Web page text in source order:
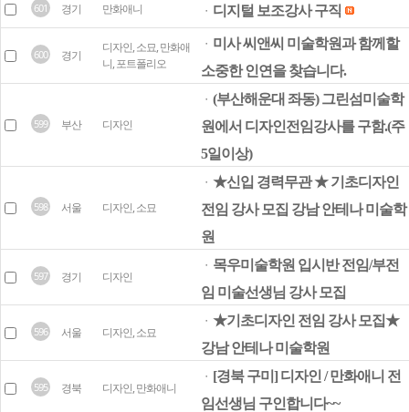
601 경기 만화애니 ㆍ 디지털 보조강사 구직
600 경기
디자인, 소묘, 만화애
니, 포트폴리오
ㆍ 미사 씨앤씨 미술학원과 함께할
소중한 인연을 찾습니다.
599 부산 디자인
ㆍ (부산해운대 좌동) 그린섬미술학
원에서 디자인전임강사를 구함.(주
5일이상)
598 서울 디자인, 소묘
ㆍ ★신입 경력무관 ★ 기초디자인
전임 강사 모집 강남 안테나 미술학
원
597 경기 디자인
ㆍ 목우미술학원 입시반 전임/부전
임 미술선생님 강사 모집
596 서울 디자인, 소묘
ㆍ ★기초디자인 전임 강사 모집★
강남 안테나 미술학원
595 경북 디자인, 만화애니
ㆍ [경북 구미] 디자인 / 만화애니 전
임선생님 구인합니다~~